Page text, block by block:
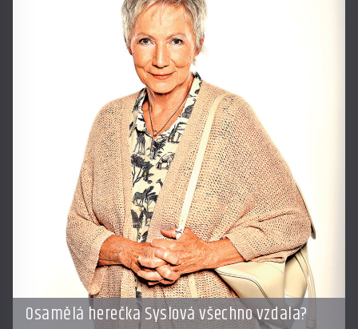
Osamělá herečka Syslová všechno vzdala?